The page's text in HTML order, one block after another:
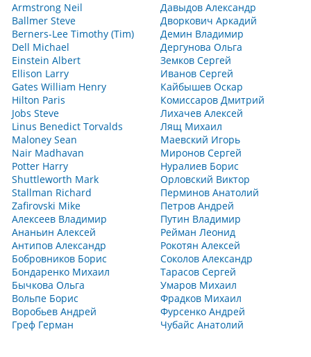
Armstrong Neil
Ballmer Steve
Berners-Lee Timothy (Tim)
Dell Michael
Einstein Albert
Ellison Larry
Gates William Henry
Hilton Paris
Jobs Steve
Linus Benedict Torvalds
Maloney Sean
Nair Madhavan
Potter Harry
Shuttleworth Mark
Stallman Richard
Zafirovski Mike
Алексеев Владимир
Ананьин Алексей
Антипов Александр
Бобровников Борис
Бондаренко Михаил
Бычкова Ольга
Вольпе Борис
Воробьев Андрей
Греф Герман
Давыдов Александр
Дворкович Аркадий
Демин Владимир
Дергунова Ольга
Земков Сергей
Иванов Сергей
Кайбышев Оскар
Комиссаров Дмитрий
Лихачев Алексей
Лящ Михаил
Маевский Игорь
Миронов Сергей
Нуралиев Борис
Орловский Виктор
Перминов Анатолий
Петров Андрей
Путин Владимир
Рейман Леонид
Рокотян Алексей
Соколов Александр
Тарасов Сергей
Умаров Михаил
Фрадков Михаил
Фурсенко Андрей
Чубайс Анатолий